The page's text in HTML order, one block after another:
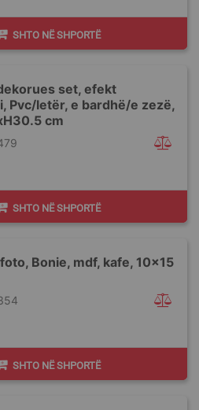
SHTO NË SHPORTË
set, efekt
Pvc/letër, e bardhë/e zezë,
cm
SHTO NË SHPORTË
Bonie, mdf, kafe, 10x15
SHTO NË SHPORTË